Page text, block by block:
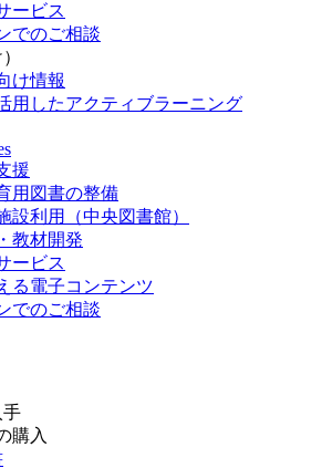
ービス
でのご相談
け情報
用したアクティブラーニング
援
用図書の整備
設利用（中央図書館）
教材開発
ービス
る電子コンテンツ
でのご相談
手
購入